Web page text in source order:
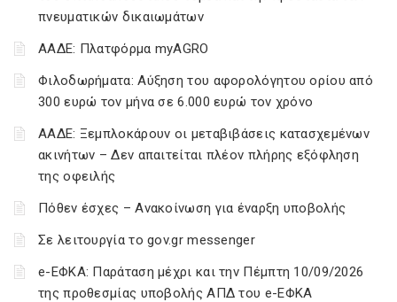
πνευματικών δικαιωμάτων
ΑΑΔΕ: Πλατφόρμα myAGRO
Φιλοδωρήματα: Αύξηση του αφορολόγητου ορίου από
300 ευρώ τον μήνα σε 6.000 ευρώ τον χρόνο
ΑΑΔΕ: Ξεμπλοκάρουν οι μεταβιβάσεις κατασχεμένων
ακινήτων – Δεν απαιτείται πλέον πλήρης εξόφληση
της οφειλής
Πόθεν έσχες – Ανακοίνωση για έναρξη υποβολής
Σε λειτουργία το gov.gr messenger
e-ΕΦΚΑ: Παράταση μέχρι και την Πέμπτη 10/09/2026
της προθεσμίας υποβολής ΑΠΔ του e-ΕΦΚΑ